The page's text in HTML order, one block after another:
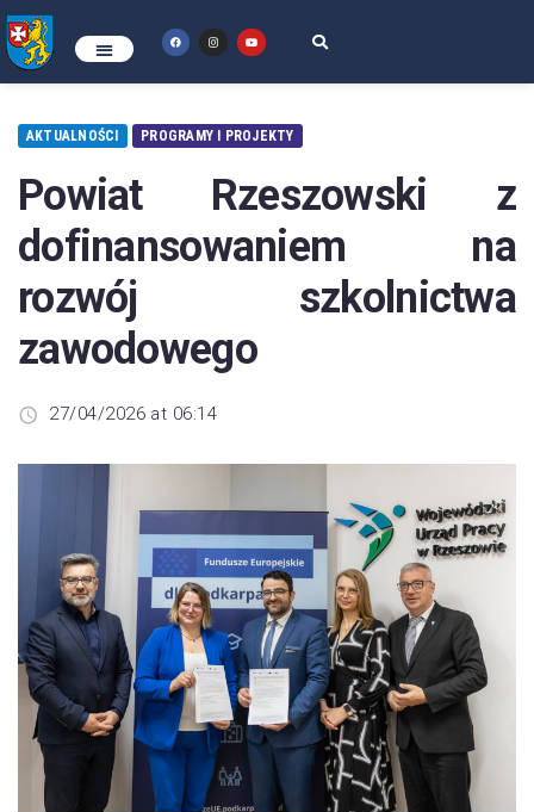
AKTUALNOŚCI PROGRAMY I PROJEKTY
Powiat Rzeszowski z
dofinansowaniem na
rozwój szkolnictwa
zawodowego
27/04/2026 at 06:14